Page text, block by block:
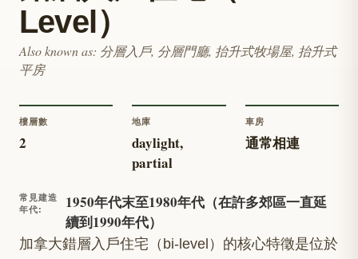
Level）
Also known as: 分層入戶, 分層門廳, 抬升式牧場屋, 抬升式
平房
樓層數
2
地庫
daylight,
partial
車房
通常相連
常見建造
年代:
1950年代末至1980年代（在許多郊區一直延
續到1990年代）
加拿大錯層入戶住宅（bi-level）的核心特徵是位於